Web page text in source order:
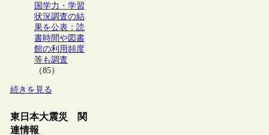
国学力・学習
状況調査の結
果を公表：読
書時間や図書
館の利用頻度
等も調査
（85）
続きを見る
東日本大震災 関
連情報